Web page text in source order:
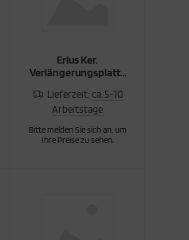
Erlus Ker.
Verlängerungsplatte
Lieferzeit: ca. 5-10
Arbeitstage
Bitte melden Sie sich an, um
Ihre Preise zu sehen.